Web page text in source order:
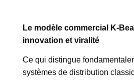
Le modèle commercial K-
innovation et viralité
Ce qui distingue
systèmes de distribution